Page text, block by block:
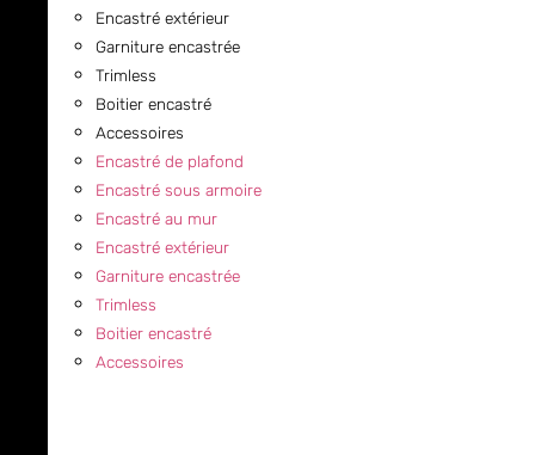
Encastré extérieur
Garniture encastrée
Trimless
Boitier encastré
Accessoires
Encastré de plafond
Encastré sous armoire
Encastré au mur
Encastré extérieur
Garniture encastrée
Trimless
Boitier encastré
Accessoires